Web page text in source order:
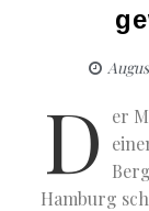
D
er
Hamburg